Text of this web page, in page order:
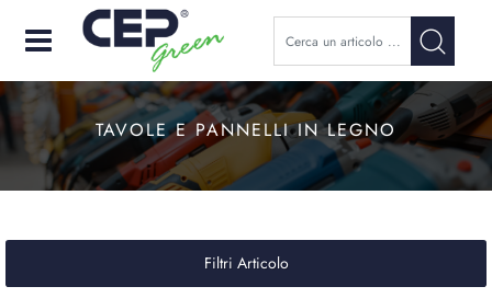
Open
TAVOLE E PANNELLI IN LEGNO
Filtri Articolo